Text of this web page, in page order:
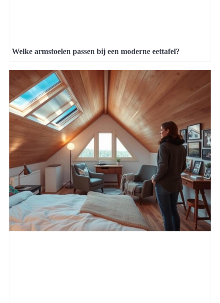
Welke armstoelen passen bij een moderne eettafel?